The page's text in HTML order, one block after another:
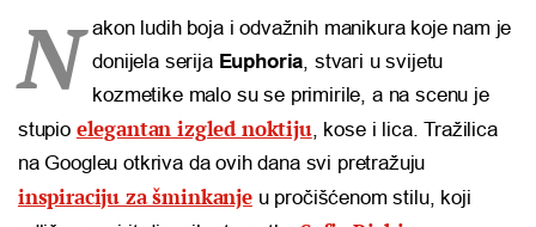
N akon ludih boja i odvažnih manikura koje nam je
donijela serijaEuphoria, stvari u svijetu
kozmetike malo su se primirile, a na scenu je
stupio elegantan izgled noktiju, kose i lica. Tražilica
na Googleu otkriva da ovih dana svi pretražuju
inspiraciju za šminkanjeu pročišćenom stilu, koji